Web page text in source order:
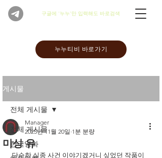
​구글에 '누누'만 입력해도 바로검색
누누티비 바로가기
게시물
전체 게시물
한국영화
전체 게시물
미싱 유
Manager
2025년 11월 20일 1분 분량
단순한 실종 사건 이야기겠거니 싶었던 작품이